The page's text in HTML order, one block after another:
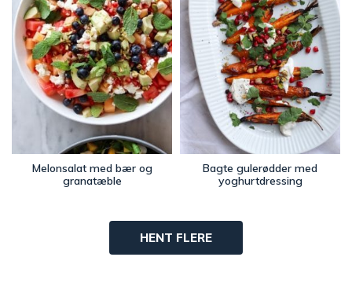
Melonsalat med bær og
granatæble
Bagte gulerødder med
yoghurtdressing
HENT FLERE